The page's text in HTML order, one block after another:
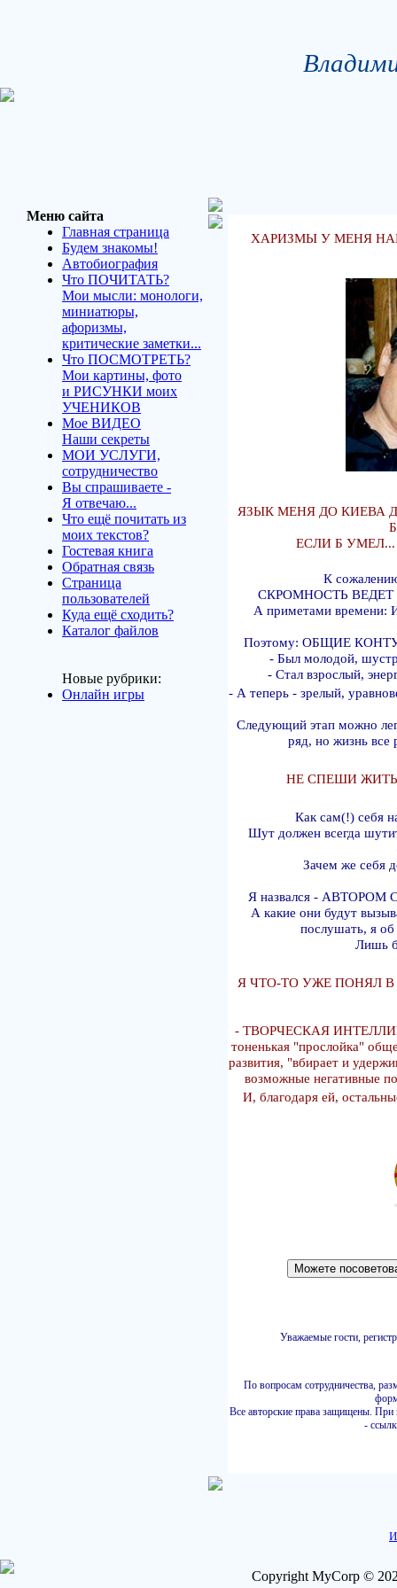
Меню сайта
Главная страница
Будем знакомы!
Автобиография
Что ПОЧИТАТЬ?
Мои мысли: монологи,
миниатюры,
афоризмы,
критические заметки...
Что ПОСМОТРЕТЬ?
Мои картины, фото
и РИСУНКИ моих
УЧЕНИКОВ
Мое ВИДЕО
Наши секреты
МОИ УСЛУГИ,
сотрудничество
Вы спрашиваете -
Я отвечаю...
Что ещё почитать из
моих текстов?
Гостевая книга
Обратная связь
Страница
пользователей
Куда ещё сходить?
Каталог файлов
Новые рубрики:
Онлайн игры
ХАРИЗМЫ У МЕНЯ
ЯЗЫК МЕНЯ ДО КИЕВА
ЕСЛИ Б
К
СКРОМНОСТЬ
А приметами
Поэтому: ОБЩИЕ
- Был молодой,
- Стал взрослый,
- А теперь - зрелый,
Следующий этап можно
ряд, но жизнь все
НЕ СПЕШИ ЖИТЬ
Как сам(!) себя
Шут должен всегда
Зачем же себя
Я назвался -
А какие они будут
послушать, я
Лишь
Я ЧТО-ТО УЖЕ ПОНЯЛ
- ТВОРЧЕСКАЯ
тоненькая "прослойка"
развития, "вбирает и
возможные негативные
И, благодаря ей,
Уважаемые гости,
По вопросам сотрудничества,
Все авторские права защищены.
-
Copyright MyCorp ©